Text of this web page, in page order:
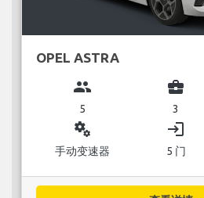
OPEL ASTRA
group
5
business_center
3
miscellaneous_services
手动变速器
login
5 门